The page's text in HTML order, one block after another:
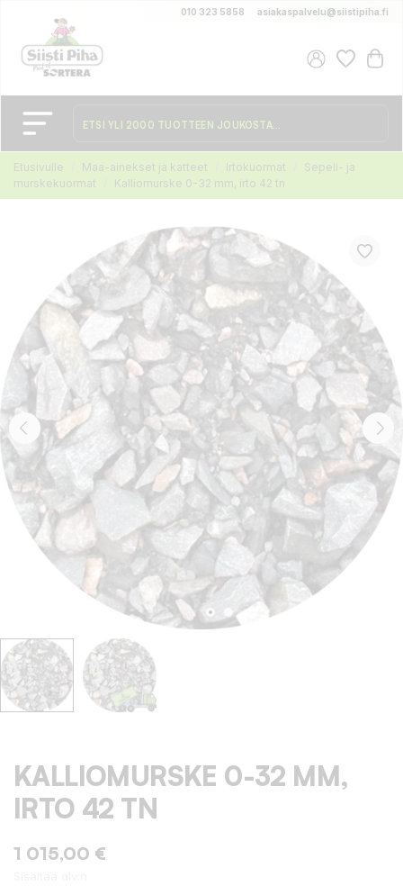
010 323 5858 asiakaspalvelu@siistipiha.fi
Etusivulle Maa-ainekset ja katteet Irtokuormat
Sepeli- ja
murskekuormat
Kalliomurske 0-32 mm, irto 42 tn
KALLIOMURSKE 0-32 MM,
IRTO 42 TN
1 015,00 €